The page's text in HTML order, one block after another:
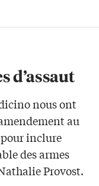
d’assaut
nous ont
au
inclure
des armes
Provost.